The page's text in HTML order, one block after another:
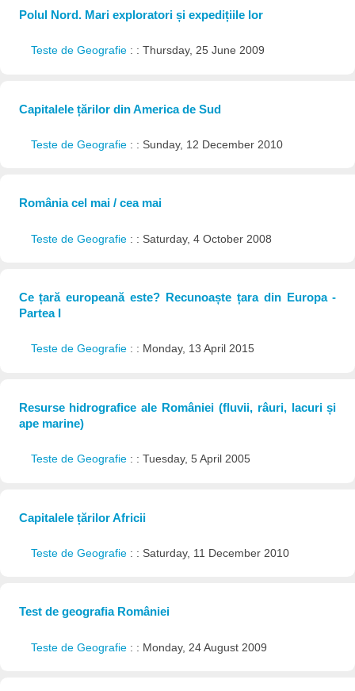
Polul Nord. Mari exploratori și expedițiile lor
Teste de Geografie : : Thursday, 25 June 2009
Capitalele țărilor din America de Sud
Teste de Geografie : : Sunday, 12 December 2010
România cel mai / cea mai
Teste de Geografie : : Saturday, 4 October 2008
Ce țară europeană este? Recunoaște țara din Europa -
Partea I
Teste de Geografie : : Monday, 13 April 2015
Resurse hidrografice ale României (fluvii, râuri, lacuri și
ape marine)
Teste de Geografie : : Tuesday, 5 April 2005
Capitalele țărilor Africii
Teste de Geografie : : Saturday, 11 December 2010
Test de geografia României
Teste de Geografie : : Monday, 24 August 2009